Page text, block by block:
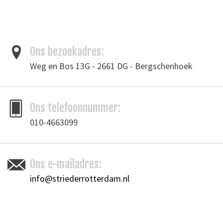
Ons bezoekadres:
Weg en Bos 13G - 2661 DG - Bergschenhoek
Ons telefoonnummer:
010-4663099
Ons e-mailadres:
info@striederrotterdam.nl